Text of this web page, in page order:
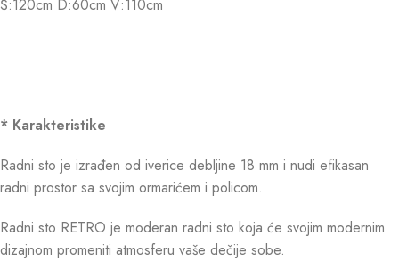
Š:120cm D:60cm V:110cm
* Karakteristike
Radni sto je izrađen od iverice debljine 18 mm i nudi efikasan
radni prostor sa svojim ormarićem i policom.
Radni sto RETRO je moderan radni sto koja će svojim modernim
dizajnom promeniti atmosferu vaše dečije sobe.